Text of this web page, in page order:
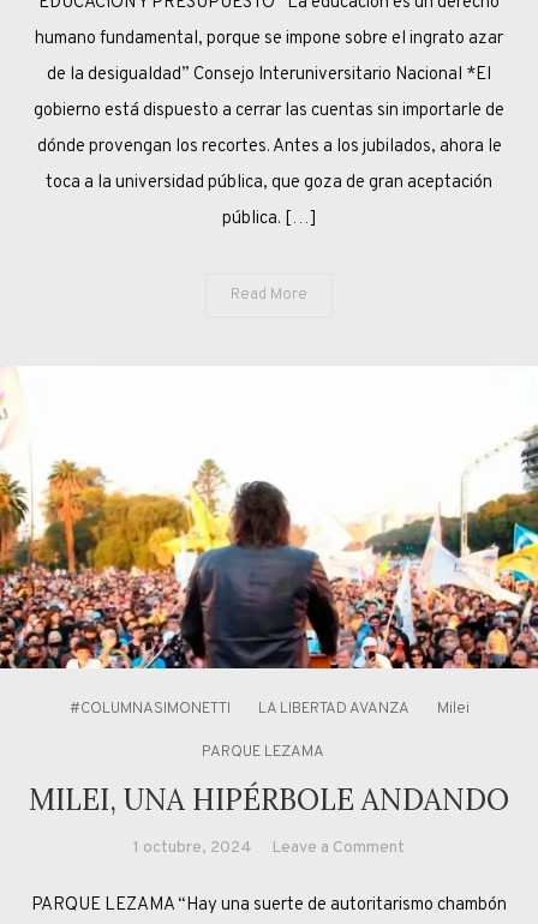
GRATUITA:
EL
BONDI
AL
FUTURO
humano fundamental, porque se impone sobre el ingrato azar
de la desigualdad” Consejo Interuniversitario Nacional *El
gobierno está dispuesto a cerrar las cuentas sin importarle de
dónde provengan los recortes. Antes a los jubilados, ahora le
toca a la universidad pública, que goza de gran aceptación
pública. […]
Read More
#COLUMNASIMONETTI LA LIBERTAD AVANZA Milei
PARQUE LEZAMA
MILEI, UNA HIPÉRBOLE ANDANDO
1 octubre, 2024 Leave a Comment
UNA
PARQUE LEZAMA “Hay una suerte de autoritarismo chambón